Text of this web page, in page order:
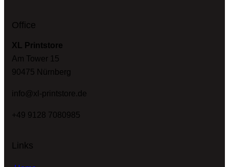
Office
XL Printstore
Am Tower 15
90475 Nürnberg
info@xl-printstore.de
+49 9128 7080985
Links